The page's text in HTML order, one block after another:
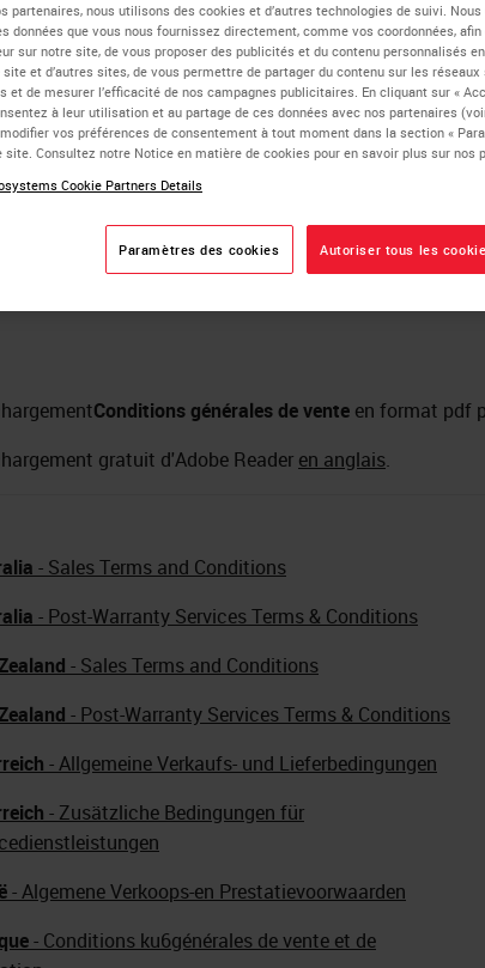
Conditions générales de vente en format pdf
gratuit d'Adobe Reader en anglais.
- Sales Terms and Conditions
- Post-Warranty Services Terms & Conditions
- Sales Terms and Conditions
- Post-Warranty Services Terms & Conditions
- Allgemeine Verkaufs- und Lieferbedingungen
- Zusätzliche Bedingungen für
- Algemene Verkoops-en Prestatievoorwaarden
- Conditions ku6générales de vente et de
partenaires, nous utilisons des cookies et d’autres technologies de suivi.
données que vous nous fournissez directement, comme vos coordonnées,
sur notre site, de vous proposer des publicités et du contenu personnalisés
et d’autres sites, de vous permettre de partager du contenu sur les réseaux
et de mesurer l’efficacité de nos campagnes publicitaires. En cliquant sur «
à leur utilisation et au partage de ces données avec nos partenaires
vos préférences de consentement à tout moment dans la section «
site. Consultez notre Notice en matière de cookies pour en savoir plus sur nos
Cookie Partners Details
Paramètres des cookies Autoriser tous les